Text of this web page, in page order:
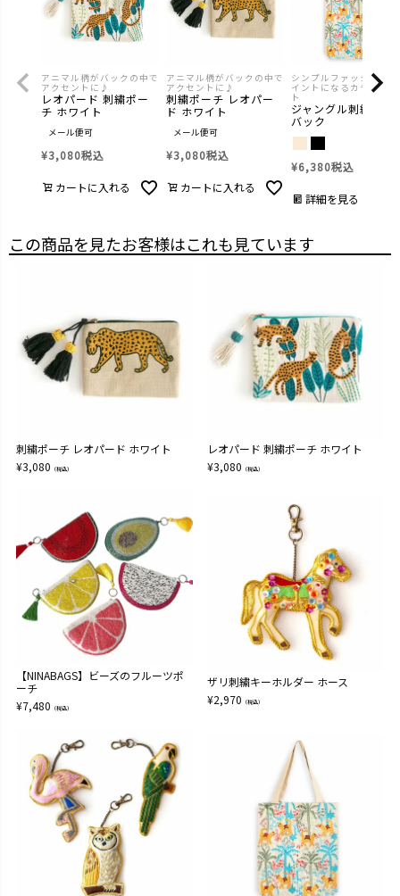
アニマル柄がバックの中で
アクセントに♪
レオパード 刺繍ポー
チ ホワイト
メール便可
¥3,080税込
カートに入れる
アニマル柄がバックの中で
アクセントに♪
刺繍ポーチ レオパー
ド ホワイト
メール便可
¥3,080税込
カートに入れる
シンプルファッション
イントになるカラフル
ト
ジャングル刺繍トー
バック
¥6,380税込
詳細を見る
この商品を見たお客様はこれも見ています
刺繍ポーチ レオパード ホワイト
¥3,080 （税込）
レオパード 刺繍ポーチ ホワイト
¥3,080 （税込）
【NINABAGS】ビーズのフルーツポ
ーチ
¥7,480 （税込）
ザリ刺繍キーホルダー ホース
¥2,970 （税込）